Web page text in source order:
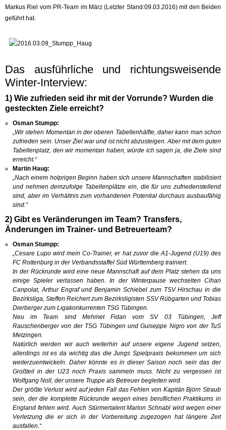
Markus Riel vom PR-Team im März (Letzter Stand:09.03.2016) mit den Beiden
geführt hat.
Das ausführliche und richtungsweisende
Winter-Interview:
1) Wie zufrieden seid ihr mit der Vorrunde? Wurden die
gesteckten Ziele erreicht?
Osman Stumpp:
„Wir stehen Momentan in der oberen Tabellenhälfte, daher kann man schon
zufrieden sein. Unser Ziel war und ist nicht abzusteigen. Aber mit dem guten
Tabellenplatz, den wir momentan haben, würde ich sagen ja, die Ziele sind
erreicht.“
Martin Haug:
„Nach einem holprigen Beginn haben sich unsere Mannschaften stabilisiert
und nehmen demzufolge Tabellenplätze ein, die für uns zufriedenstellend
sind, aber im Verhältnis zum vorhandenen Potential durchaus ausbaufähig
sind.“
2) Gibt es Veränderungen im Team? Transfers,
Änderungen im Trainer- und Betreuerteam?
Osman Stumpp:
„Cesare Lupo wird mein Co-Trainer, er hat zuvor die A1-Jugend (U19) des
FC Rottenburg in der Verbandsstaffel Süd Württemberg trainiert.
In der Rückrunde wird eine neue Mannschaft auf dem Platz stehen da uns
einige Spieler verlassen haben. In der Winterpause wechselten Cihan
Canpolat, Arthur Engraf und Benjamin Schiebel zum TSV Hirschau in die
Bezirksliga, Steffen Reichert zum Bezirksligisten SSV Rübgarten und Tobias
Dierberger zum Ligakonkurrenten TSG Tübingen.
Neu im Team sind Mehmet Fidan vom SV 03 Tübingen, Jeff
Rauschenberger von der TSG Tübingen und Guiseppe Nigro von der TuS
Metzingen.
Natürlich werden wir auch weiterhin auf unsere eigene Jugend setzen,
allerdings ist es da wichtig das die Jungs Spielpraxis bekommen um sich
weiterzuentwickeln. Daher könnte es in dieser Saison noch sein das der
Großteil in der U23 noch Praxis sammeln muss. Nicht zu vergessen ist
Wolfgang Noll, der unsere Truppe als Betreuer begleiten wird.
Der größte Verlust wird auf jeden Fall das Fehlen von Kapitän Björn Straub
sein, der die komplette Rückrunde wegen eines beruflichen Praktikums in
England fehlen wird. Auch Stürmertalent Marlon Schnabl wird wegen einer
Verletzung die er sich in der Vorbereitung zugezogen hat längere Zeit
ausfallen.“